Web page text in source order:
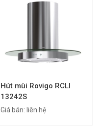
Hút mùi Rovigo RCLI
13242S
Giá bán: liên hệ